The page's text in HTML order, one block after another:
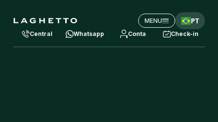
MENU PT
Central Whatsapp Conta Check-in